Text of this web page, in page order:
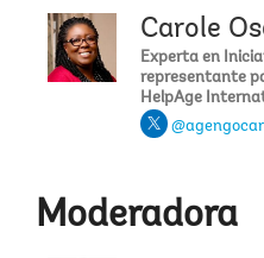
Carole
Experta en
representante
HelpAge
Moderadora